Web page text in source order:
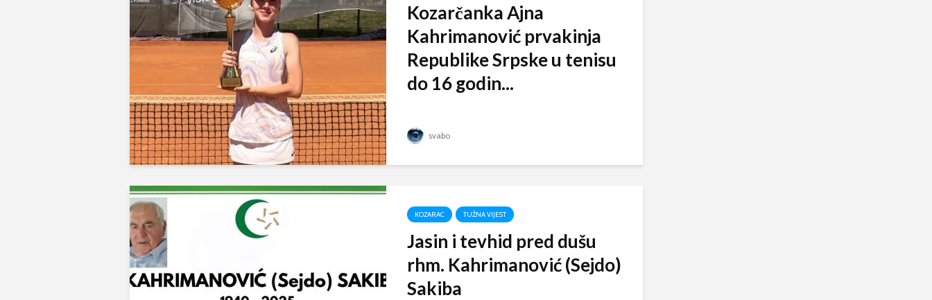
Kozarčanka Ajna
Kahrimanović prvakinja
Republike Srpske u tenisu
do 16 godin...
svabo
KOZARAC TUŽNA VIJEST
Jasin i tevhid pred dušu
rhm. Kahrimanović (Sejdo)
Sakiba